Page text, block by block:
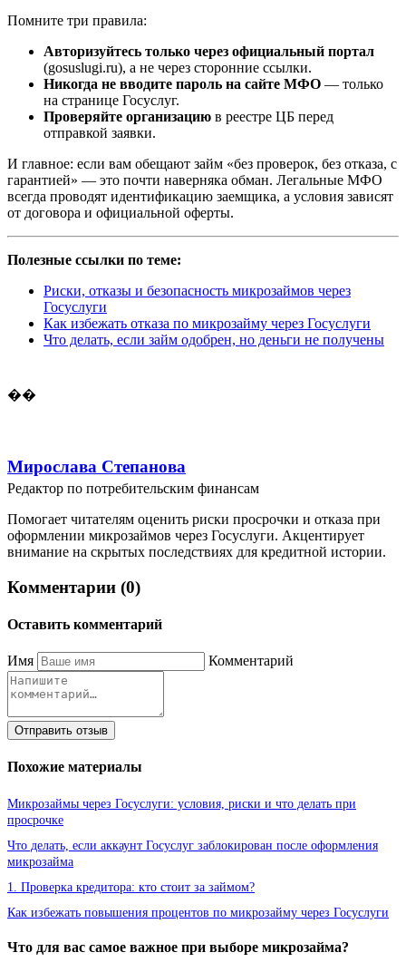
Помните три правила:
Авторизуйтесь только через официальный портал
(gosuslugi.ru), а не через сторонние ссылки.
Никогда не вводите пароль на сайте МФО — только
на странице Госуслуг.
Проверяйте организацию в реестре ЦБ перед
отправкой заявки.
И главное: если вам обещают займ «без проверок, без отказа, с
гарантией» — это почти наверняка обман. Легальные МФО
всегда проводят идентификацию заемщика, а условия зависят
от договора и официальной оферты.
Полезные ссылки по теме:
Риски, отказы и безопасность микрозаймов через
Госуслуги
Как избежать отказа по микрозайму через Госуслуги
Что делать, если займ одобрен, но деньги не получены
��
Мирослава Степанова
Редактор по потребительским финансам
Помогает читателям оценить риски просрочки и отказа при
оформлении микрозаймов через Госуслуги. Акцентирует
внимание на скрытых последствиях для кредитной истории.
Комментарии (0)
Оставить комментарий
Имя Комментарий
Отправить отзыв
Похожие материалы
Микрозаймы через Госуслуги: условия, риски и что делать при
просрочке
Что делать, если аккаунт Госуслуг заблокирован после оформления
микрозайма
1. Проверка кредитора: кто стоит за займом?
Как избежать повышения процентов по микрозайму через Госуслуги
Что для вас самое важное при выборе микрозайма?